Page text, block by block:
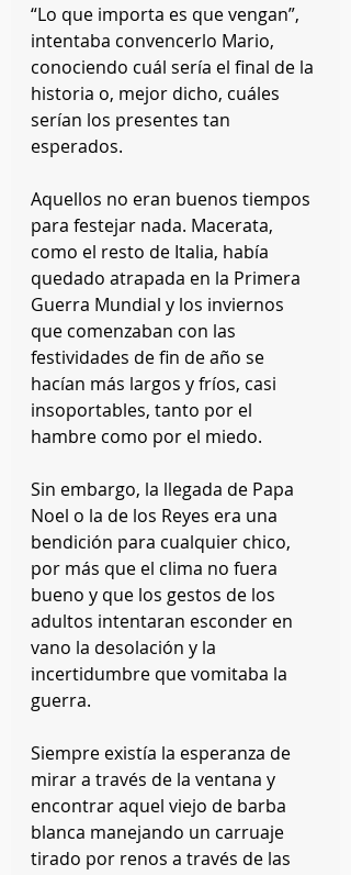
“Lo que importa es que vengan”,
intentaba convencerlo Mario,
conociendo cuál sería el final de la
historia o, mejor dicho, cuáles
serían los presentes tan
esperados.
Aquellos no eran buenos tiempos
para festejar nada. Macerata,
como el resto de Italia, había
quedado atrapada en la Primera
Guerra Mundial y los inviernos
que comenzaban con las
festividades de fin de año se
hacían más largos y fríos, casi
insoportables, tanto por el
hambre como por el miedo.
Sin embargo, la llegada de Papa
Noel o la de los Reyes era una
bendición para cualquier chico,
por más que el clima no fuera
bueno y que los gestos de los
adultos intentaran esconder en
vano la desolación y la
incertidumbre que vomitaba la
guerra.
Siempre existía la esperanza de
mirar a través de la ventana y
encontrar aquel viejo de barba
blanca manejando un carruaje
tirado por renos a través de las